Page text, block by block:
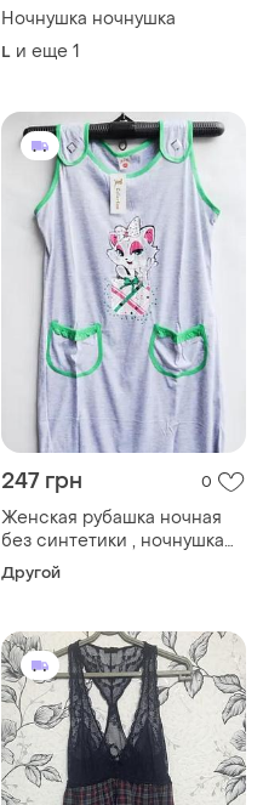
Ночнушка ночнушка
L и еще 1
247 грн 0
Женская рубашка ночная
без синтетики , ночнушка
женская серого цвета 48-
58р 52р
Другой